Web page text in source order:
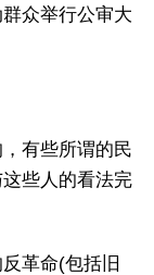
众举行公审大
有些所谓的民
些人的看法完
革命(包括旧